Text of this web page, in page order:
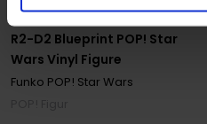
R2-D2 Blueprint POP! Star
Wars Vinyl Figure
Funko POP! Star Wars